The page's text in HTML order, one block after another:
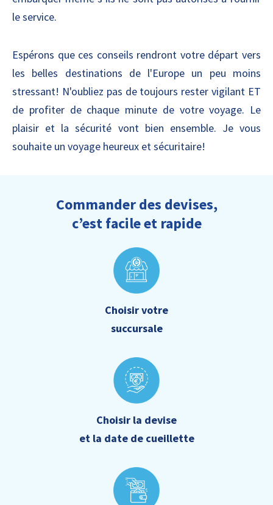
le service.
Espérons que ces conseils rendront votre départ vers
les belles destinations de l'Europe un peu moins
stressant! N'oubliez pas de toujours rester vigilant ET
de profiter de chaque minute de votre voyage. Le
plaisir et la sécurité vont bien ensemble. Je vous
souhaite un voyage heureux et sécuritaire!
Commander des devises,
c’est facile et rapide
Choisir votre
succursale
Choisir la devise
et la date de cueillette